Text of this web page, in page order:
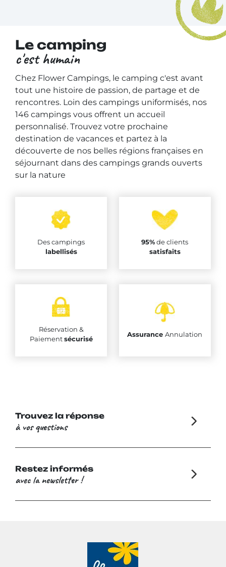
Le camping
c'est humain
Chez Flower Campings, le camping c'est avant
tout une histoire de passion, de partage et de
rencontres. Loin des campings uniformisés, nos
146 campings vous offrent un accueil
personnalisé. Trouvez votre prochaine
destination de vacances et partez à la
découverte de nos belles régions françaises en
séjournant dans des campings grands ouverts
sur la nature
Des campings
labellisés
95%de clients
satisfaits
Réservation &
Paiementsécurisé
AssuranceAnnulation
Trouvez la réponse
à vos questions
Restez informés
avec la newsletter !